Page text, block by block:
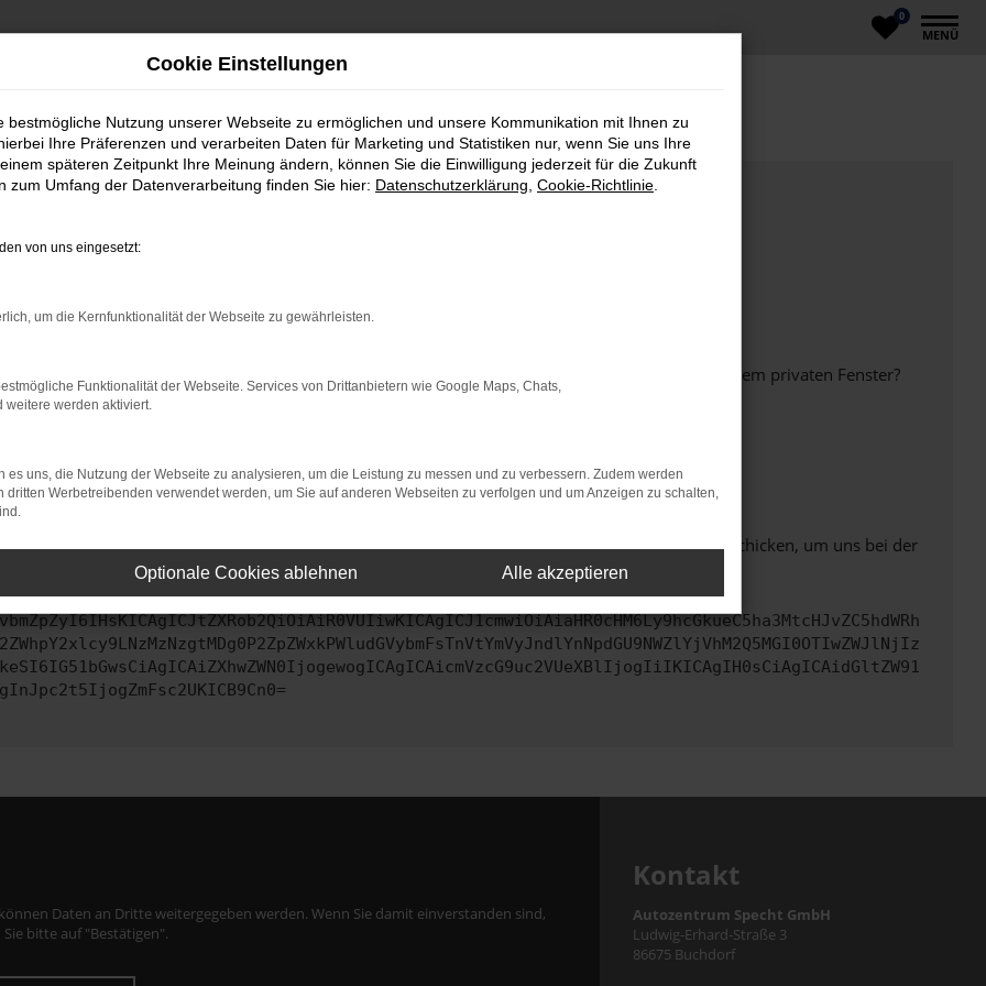
0
MENÜ
bestimmter Seiten verhindern. Funktioniert die Seite in einem anderen Browser oder in einem privaten Fenster?
beheben.
auf dem neuesten Stand sind.
kann auch dazu führen, dass bestimmte Funktionen nicht mehr unterstützt werden.
uns bitte. Wir werden versuchen, das Problem zu beheben. Du kannst uns diesen Text schicken, um uns bei der
Daten an Dritte weitergegeben werden. Wenn Sie damit einverstanden sind,
Sie bitte auf "Bestätigen".
Kontakt
Autozentrum Specht GmbH
Ludwig-Erhard-Straße 3
86675 Buchdorf
Cookie Einstellungen
bestmögliche Nutzung unserer Webseite zu ermöglichen und unsere Kommunikation mit Ihnen zu
Ihre Präferenzen und verarbeiten Daten für Marketing und Statistiken nur, wenn Sie uns Ihre
späteren Zeitpunkt Ihre Meinung ändern, können Sie die Einwilligung jederzeit für die Zukunft
zum Umfang der Datenverarbeitung finden Sie hier: Datenschutzerklärung Cookie-Richtlinie
von uns eingesetzt:
um die Kernfunktionalität der Webseite zu gewährleisten.
Funktionalität der Webseite. Services von Drittanbietern wie Google Maps, Chats,
weitere werden aktiviert.
es uns, die Nutzung der Webseite zu analysieren, um die Leistung zu messen und zu verbessern. Zudem werden
dritten Werbetreibenden verwendet werden, um Sie auf anderen Webseiten zu verfolgen und um Anzeigen zu schalten,
Optionale Cookies ablehnen Alle akzeptieren